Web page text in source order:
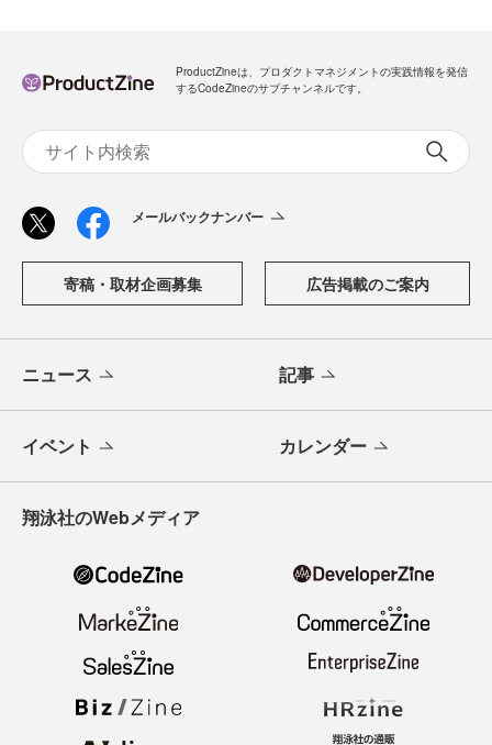
ProductZineは、プロダクトマネジメントの実践情報を発信
するCodeZineのサブチャンネルです。
メールバックナンバー
寄稿・取材企画募集 広告掲載のご案内
ニュース 記事
イベント カレンダー
翔泳社のWebメディア